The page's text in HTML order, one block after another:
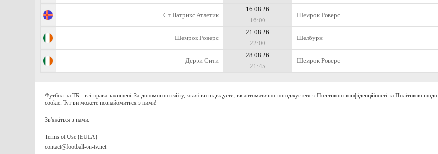
Ст Патрикс Атлетик
16.08.26
16:00
Шемрок Роверс
Шемрок Роверс
21.08.26
22:00
Шелбурн
Дерри Сити
28.08.26
21:45
Шемрок Роверс
Футбол на ТБ - всі права захищені. За допомогою сайту, який ви відвідуєте, ви автоматично погоджуєтеся з Політикою конфіденційності та Політикою
cookie. Тут ви можете познайомитися з ними!
Зв'яжіться з нами:
Terms of Use (EULA)
contact@football-on-tv.net